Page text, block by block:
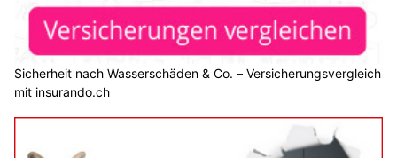
Sicherheit nach Wasserschäden & Co. – Versicherungsvergleich
mit insurando.ch